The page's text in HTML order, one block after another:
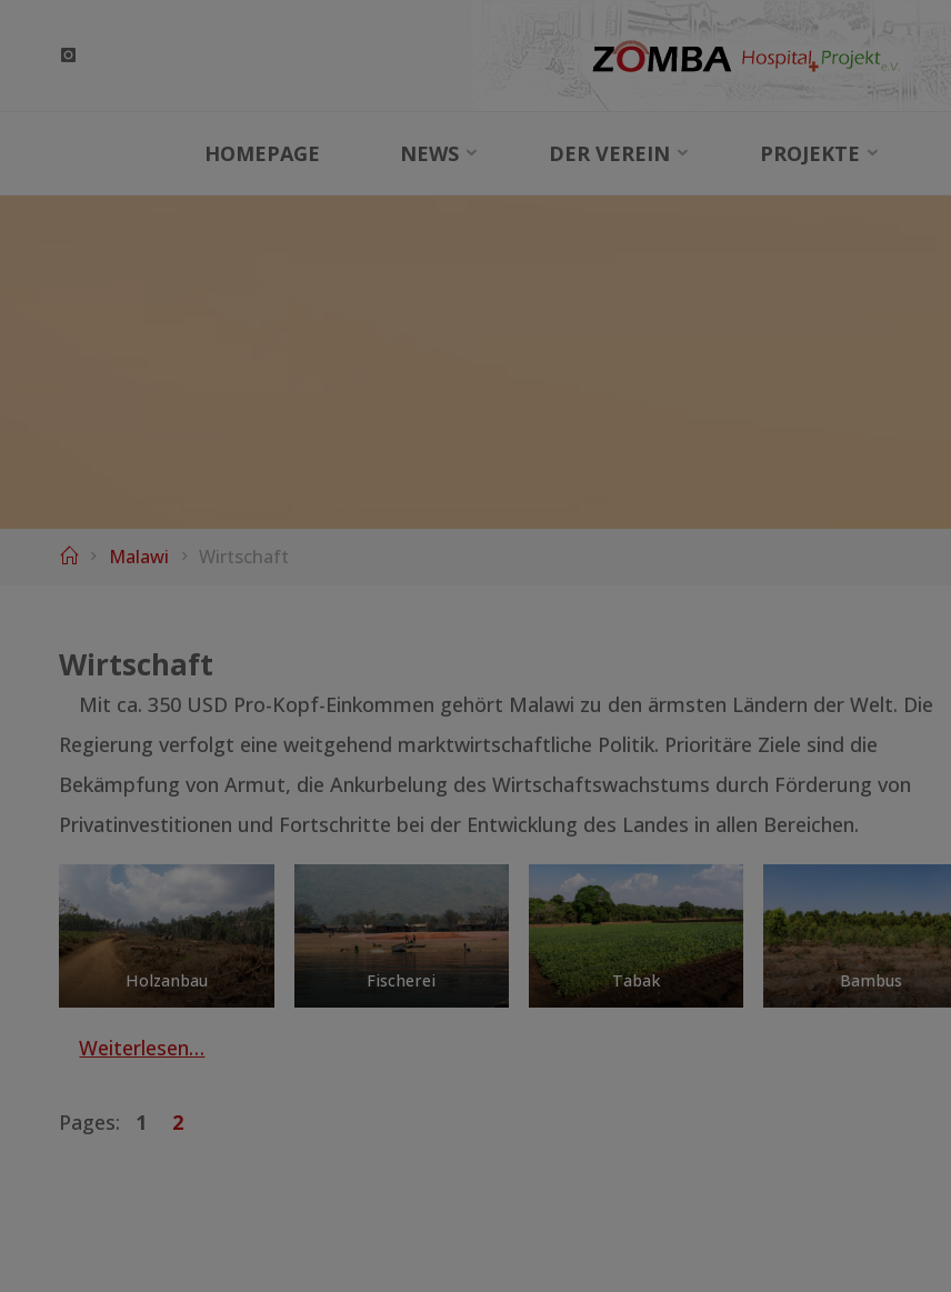
HOMEPAGE NEWS DER VEREIN PROJEKTE
HomeMalawi Wirtschaft
Wirtschaft
Mit ca. 350 USD Pro-Kopf-Einkommen gehört Malawi zu den ärmsten Ländern der Welt. Die
Regierung verfolgt eine weitgehend marktwirtschaftliche Politik. Prioritäre Ziele sind die
Bekämpfung von Armut, die Ankurbelung des Wirtschaftswachstums durch Förderung von
Privatinvestitionen und Fortschritte bei der Entwicklung des Landes in allen Bereichen.
Holzanbau Fischerei Tabak Bambus
Weiterlesen…
Pages: 1 2